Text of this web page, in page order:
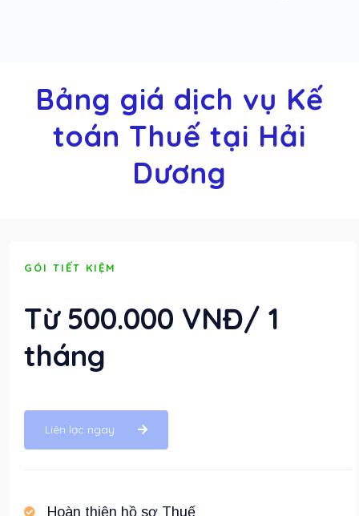
Bảng giá dịch vụ Kế
toán Thuế tại Hải
Dương
GÓI TIẾT KIỆM
Từ 500.000 VNĐ/ 1
tháng
Liên lạc ngay
Hoàn thiện hồ sơ Thuế